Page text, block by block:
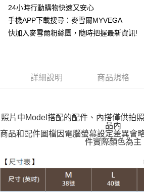
運送方式
全家取貨付款
每筆NT$100，滿NT$599(含以上)免運費
每筆NT$100，滿NT$988(含以上)免運費
付款後萊爾富取貨
每筆NT$100，滿NT$988(含以上)免運費
7-11取貨付款
每筆NT$100，滿NT$988(含以上)免運費
24小時行動購物快速又安心
手機APP下載搜尋：麥雪爾MYVEGA
快加入麥雪爾粉絲團，隨時把握最新資訊!
詳細說明 商品規格
照片中Model搭配的配件、內搭僅供拍
品內
商品和配件圖檔因電腦螢幕設定差異會
件實際顏色為主